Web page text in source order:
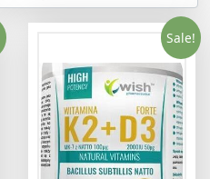
Sale!